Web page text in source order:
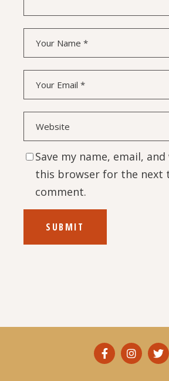
Save my name, email,
this browser for the next
comment.
SUBMIT